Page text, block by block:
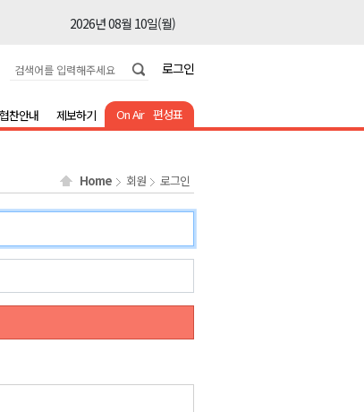
2026년 08월 10일(월)
2026년 08월 10일(월)
2026년 08월 10일(월)
2026년 08월 10일(월)
2026년 08월 10일(월)
2026년 08월 10일(월)
2026년 08월 10일(월)
로그인
On Air 편성표
찬안내 제보하기
Home 회원 로그인